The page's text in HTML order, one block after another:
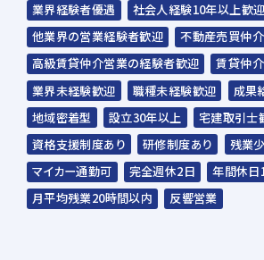
☆入社時期は相談に応じます。
の方も積極的にご応募くださ
☆応募の秘密は厳守いたしま
業界経験者優遇
社会人経験10年以上歓迎
他業界の営業経験者歓迎
不動産売買仲
高級賃貸仲介営業の経験者歓迎
賃貸仲
業界未経験歓迎
職種未経験歓迎
成果
地域密着型
設立30年以上
宅建取引士
資格支援制度あり
研修制度あり
残業
マイカー通勤可
完全週休2日
年間休日
月平均残業20時間以内
反響営業